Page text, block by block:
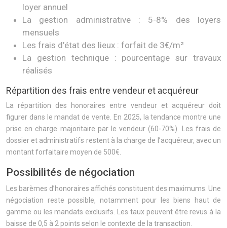
loyer annuel
La gestion administrative : 5-8% des loyers
mensuels
Les frais d’état des lieux : forfait de 3€/m²
La gestion technique : pourcentage sur travaux
réalisés
Répartition des frais entre vendeur et acquéreur
La répartition des honoraires entre vendeur et acquéreur doit
figurer dans le mandat de vente. En 2025, la tendance montre une
prise en charge majoritaire par le vendeur (60-70%). Les frais de
dossier et administratifs restent à la charge de l’acquéreur, avec un
montant forfaitaire moyen de 500€.
Possibilités de négociation
Les barèmes d’honoraires affichés constituent des maximums. Une
négociation reste possible, notamment pour les biens haut de
gamme ou les mandats exclusifs. Les taux peuvent être revus à la
baisse de 0,5 à 2 points selon le contexte de la transaction.